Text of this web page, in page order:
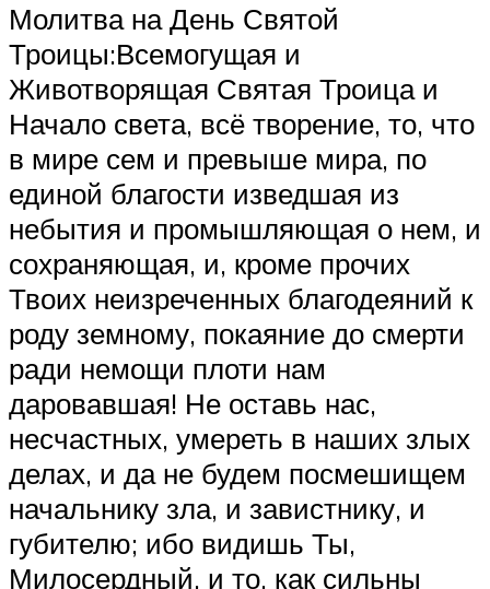
Молитва на День Святой
Троицы:Всемогущая и
Животворящая Святая Троица и
Начало света, всё творение, то, что
в мире сем и превыше мира, по
единой благости изведшая из
небытия и промышляющая о нем, и
сохраняющая, и, кроме прочих
Твоих неизреченных благодеяний к
роду земному, покаяние до смерти
ради немощи плоти нам
даровавшая! Не оставь нас,
несчастных, умереть в наших злых
делах, и да не будем посмешищем
начальнику зла, и завистнику, и
губителю; ибо видишь Ты,
Милосердный, и то, как сильны